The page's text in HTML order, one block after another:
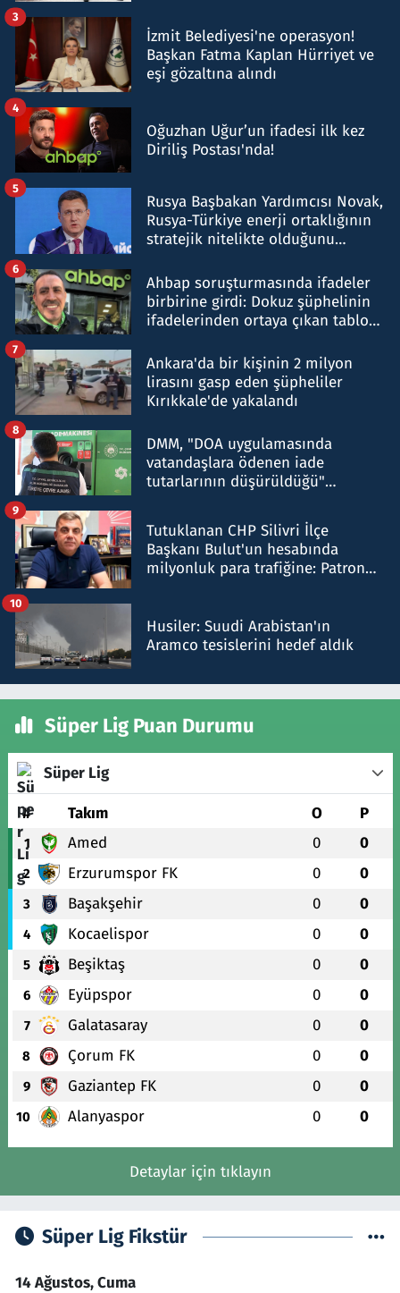
İzmit Belediyesi'ne operasyon!
Başkan Fatma Kaplan Hürriyet ve
eşi gözaltına alındı
3
Oğuzhan Uğur’un ifadesi ilk kez
Diriliş Postası'nda!
4
Rusya Başbakan Yardımcısı Novak,
Rusya-Türkiye enerji ortaklığının
stratejik nitelikte olduğunu
5
Ahbap soruşturmasında ifadeler
birbirine girdi: Dokuz şüphelinin
ifadelerinden ortaya çıkan tablo
6
Ankara'da bir kişinin 2 milyon
lirasını gasp eden şüpheliler
Kırıkkale'de yakalandı
7
DMM, "DOA uygulamasında
vatandaşlara ödenen iade
tutarlarının düşürüldüğü"
8
Tutuklanan CHP Silivri İlçe
Başkanı Bulut'un hesabında
milyonluk para trafiğine: Patron
9
Husiler: Suudi Arabistan'ın
Aramco tesislerini hedef aldık
10
Süper Lig Puan Durumu
Süper Lig
# Takım O P
1 Amed 0 0
2 Erzurumspor FK 0 0
3 Başakşehir 0 0
4 Kocaelispor 0 0
5 Beşiktaş 0 0
6 Eyüpspor 0 0
7 Galatasaray 0 0
8 Çorum FK 0 0
9 Gaziantep FK 0 0
10 Alanyaspor 0 0
Detaylar için tıklayın
Süper Lig Fikstür
14 Ağustos, Cuma